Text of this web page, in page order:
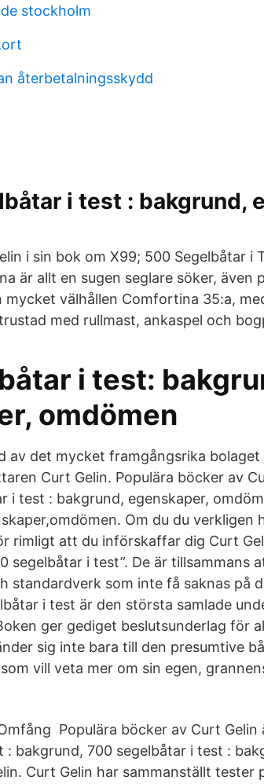
stockholm
återbetalningsskydd
i test : bakgrund,
i sin bok om X99; 500 Segelbåtar i
är allt en sugen seglare söker, även
välhållen Comfortina 35:a,
med rullmast, ankaspel och
i test:
omdömen
av det mycket framgångsrika
Curt Gelin. Populära böcker av
i test : bakgrund, egenskaper,
Om du du verkligen
rimligt att du införskaffar dig Curt
segelbåtar i test”. De är tillsammans
standardverk som inte få saknas på
i test är den största samlade
ger gediget beslutsunderlag för
sig inte bara till den presumtive
vill veta mer om sin egen,
Populära böcker av Curt Gelin
bakgrund, 700 segelbåtar i test :
Curt Gelin har sammanställt tester